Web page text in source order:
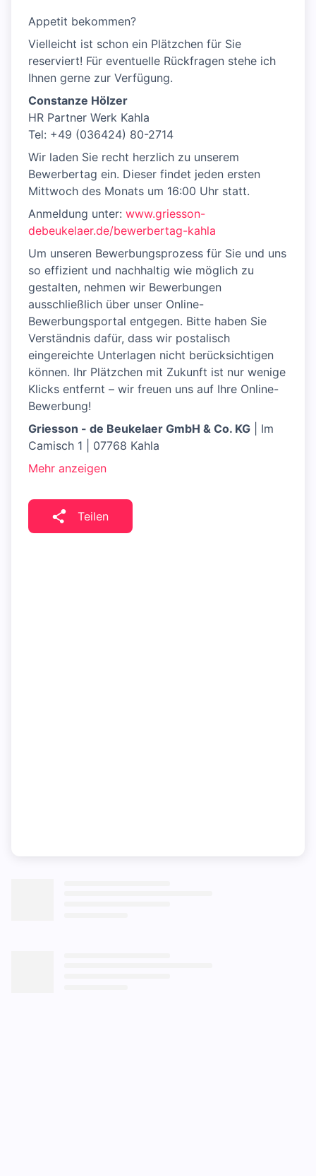
Appetit bekommen?
Vielleicht ist schon ein Plätzchen für Sie
reserviert! Für eventuelle Rückfragen stehe ich
Ihnen gerne zur Verfügung.
Constanze Hölzer
HR Partner Werk Kahla
Tel: +49 (036424) 80-2714
Wir laden Sie recht herzlich zu unserem
Bewerbertag ein. Dieser findet jeden ersten
Mittwoch des Monats um 16:00 Uhr statt.
Anmeldung unter: www.griesson-
debeukelaer.de/bewerbertag-kahla
Um unseren Bewerbungsprozess für Sie und uns
so effizient und nachhaltig wie möglich zu
gestalten, nehmen wir Bewerbungen
ausschließlich über unser Online-
Bewerbungsportal entgegen. Bitte haben Sie
Verständnis dafür, dass wir postalisch
eingereichte Unterlagen nicht berücksichtigen
können. Ihr Plätzchen mit Zukunft ist nur wenige
Klicks entfernt – wir freuen uns auf Ihre Online-
Bewerbung!
Griesson - de Beukelaer GmbH & Co. KG | Im
Camisch 1 | 07768 Kahla
Mehr anzeigen
Teilen